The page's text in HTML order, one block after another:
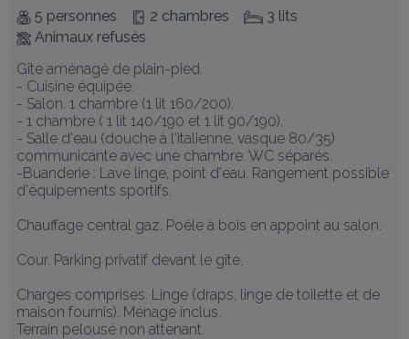
5 personnes 2 chambres
3 lits
Animaux refusés
Gîte aménagé de plain-pied.
- Cuisine équipée.
- Salon. 1 chambre (1 lit 160/200).
- 1 chambre ( 1 lit 140/190 et 1 lit 90/190).
- Salle d'eau (douche à l'italienne, vasque 80/35)
communicante avec une chambre. WC séparés.
-Buanderie : Lave linge, point d'eau. Rangement possible
d'équipements sportifs.
Chauffage central gaz. Poêle à bois en appoint au salon.
Cour. Parking privatif devant le gîte.
Charges comprises. Linge (draps, linge de toilette et de
maison fournis). Ménage inclus.
Terrain pelousé non attenant.